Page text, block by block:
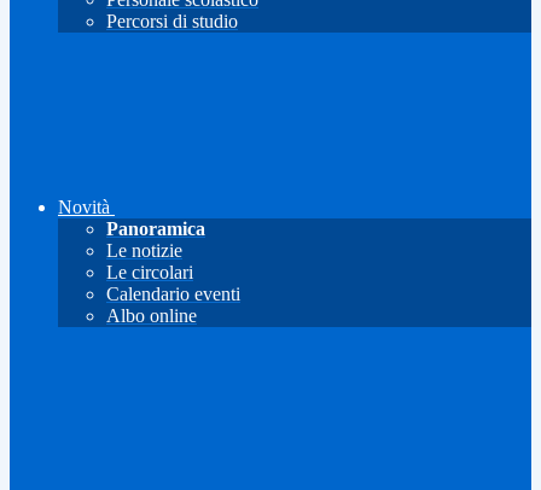
Percorsi di studio
Novità
Panoramica
Le notizie
Le circolari
Calendario eventi
Albo online